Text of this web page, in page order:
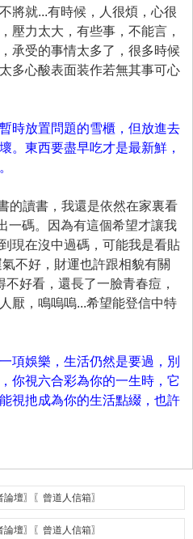
將就...有時候，人很煩，心很
壓力太大，有些事，不能言，
承受的事情太多了，很多時候
多心酸表面装作若無其事可心
時放置問題的雪櫃，但放進去
。東西要盡早吃才是最新鮮，
的讀書，我還是依然在家裏看
一碼。因為有這個希望才讓我
現在沒中過碼，可能我是看貼
不好，財運也許跟相貌有關
好看，還長了一臉青春痘，
厭，鳴嗚嗚...希望能登信中特
項娛樂，生活仍然是要過，別
你視六合彩為你的一生時，它
視扡成為你的生活點綴，也許
壇〗〖曾道人信箱〗
壇〗〖曾道人信箱〗